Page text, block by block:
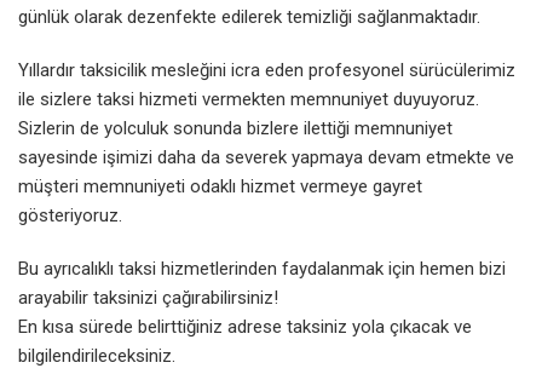
günlük olarak dezenfekte edilerek temizliği sağlanmaktadır.
Yıllardır taksicilik mesleğini icra eden profesyonel sürücülerimiz
ile sizlere taksi hizmeti vermekten memnuniyet duyuyoruz.
Sizlerin de yolculuk sonunda bizlere ilettiği memnuniyet
sayesinde işimizi daha da severek yapmaya devam etmekte ve
müşteri memnuniyeti odaklı hizmet vermeye gayret
gösteriyoruz.
Bu ayrıcalıklı taksi hizmetlerinden faydalanmak için hemen bizi
arayabilir taksinizi çağırabilirsiniz!
En kısa sürede belirttiğiniz adrese taksiniz yola çıkacak ve
bilgilendirileceksiniz.